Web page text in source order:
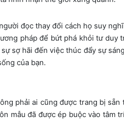
đọc thay đổi cách họ suy
pháp để bứt phá khỏi tư duy
sợ hãi đến việc thúc đẩy sự
của bạn.
phải ai cũng được trang bị
mẫu đã được ép buộc vào tâm